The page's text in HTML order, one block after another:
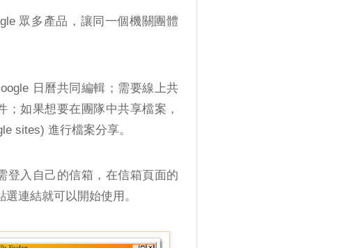
眾多產品，讓同一個機關團體
日曆共同編輯；需要線上共
；如果想要在團隊中共享檔案，
sites) 進行檔案分享。
登入自己的信箱，在信箱頁面的
連結就可以開始使用。